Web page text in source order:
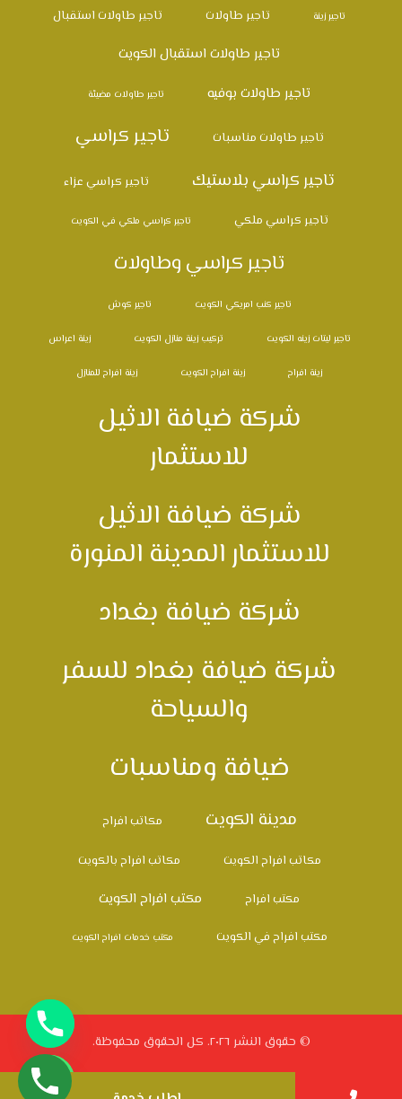
تاجير زينة تاجير طاولات تاجير طاولات استقبال
تاجير طاولات استقبال الكويت
تاجير طاولات بوفيه
تاجير طاولات مضيئة
تاجير طاولات مناسبات تاجير كراسي
تاجير كراسي بلاستيك تاجير كراسي عزاء
تاجير كراسي ملكي تاجير كراسي ملكي في الكويت
تاجير كراسي وطاولات
تاجير كنب امريكي الكويت تاجير كوش
تاجير ليتات زينه الكويت تركيب زينة منازل الكويت زينة اعراس
زينة افراح زينة افراح الكويت زينة افراح للمنازل
شركة ضيافة الاثيل
للاستثمار
شركة ضيافة الاثيل
للاستثمار المدينة المنورة
شركة ضيافة بغداد
شركة ضيافة بغداد للسفر
والسياحة
ضيافة ومناسبات
مدينة الكويت مكاتب افراح
مكاتب افراح الكويت مكاتب افراح بالكويت
مكتب افراح مكتب افراح الكويت
مكتب افراح في الكويت مكتب خدمات افراح الكويت
© حقوق النشر ٢٠٢٦. كل الحقوق محفوظة.